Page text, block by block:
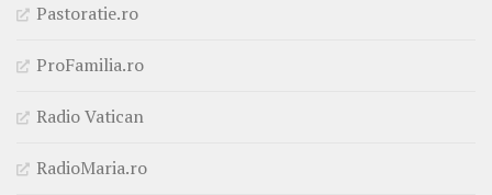
Pastoratie.ro
ProFamilia.ro
Radio Vatican
RadioMaria.ro